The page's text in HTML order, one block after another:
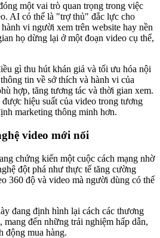
một vai trò quan trọng trong việc
AI có thể là "trợ thủ" đắc lực cho
vi người xem trên website hay nền
họ dừng lại ở một đoạn video cụ thể,
gì thu hút khán giả và tối ưu hóa nội
tin về sở thích và hành vi của
hợp, tăng tương tác và thời gian xem.
hiệu suất của video trong tương
marketing thông minh hơn.
video mới nổi
chứng kiến một cuộc cách mạng nhờ
đột phá như thực tế tăng cường
360 độ và video mà người dùng có thể
đang định hình lại cách các thương
đến những trải nghiệm hấp dẫn,
động mua hàng.